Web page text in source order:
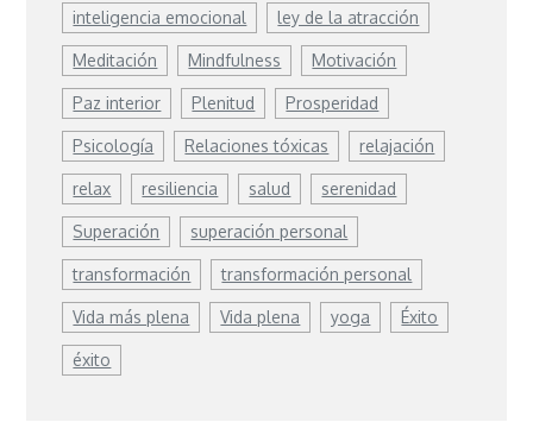
inteligencia emocional ley de la atracción
Meditación Mindfulness Motivación
Paz interior Plenitud Prosperidad
Psicología Relaciones tóxicas relajación
relax resiliencia salud serenidad
Superación superación personal
transformación transformación personal
Vida más plena Vida plena yoga Éxito
éxito